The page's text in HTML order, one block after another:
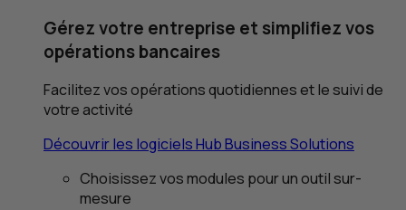
Gérez votre entreprise et simplifiez vos
opérations bancaires
Facilitez vos opérations quotidiennes et le suivi de
votre activité
Découvrir les logicielsHub Business Solutions
Choisissez vos modules pour un outil sur-
mesure